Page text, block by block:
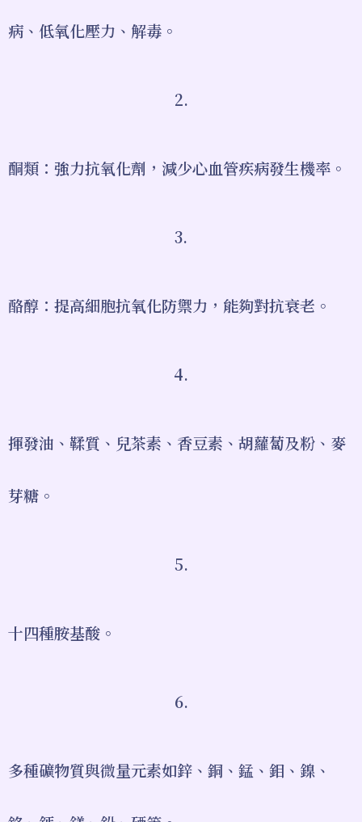
病、低氧化壓力、解毒。
2.
酮類：強力抗氧化劑，減少心血管疾病發生機率。
3.
酪醇：提高細胞抗氧化防禦力，能夠對抗衰老。
4.
揮發油、鞣質、兒茶素、香豆素、胡蘿蔔及粉、麥
芽糖。
5.
十四種胺基酸。
6.
多種礦物質與微量元素如鋅、銅、錳、鉬、鎳、